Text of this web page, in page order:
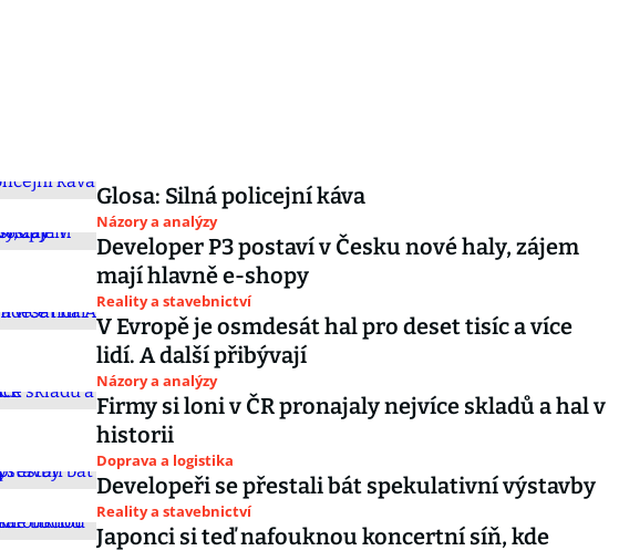
Glosa: Silná policejní káva
Názory a analýzy
Developer P3 postaví v Česku nové haly, zájem
mají hlavně e-shopy
Reality a stavebnictví
V Evropě je osmdesát hal pro deset tisíc a více
lidí. A další přibývají
Názory a analýzy
Firmy si loni v ČR pronajaly nejvíce skladů a hal v
historii
Doprava a logistika
Developeři se přestali bát spekulativní výstavby
Reality a stavebnictví
Japonci si teď nafouknou koncertní síň, kde